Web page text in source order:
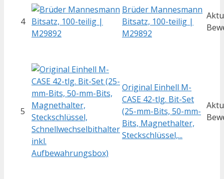
4
Brüder Mannesmann
Bitsatz, 100-teilig |
M29892
5
Original Einhell M-
CASE 42-tlg. Bit-Set
(25-mm-Bits, 50-mm-
Bits, Magnethalter,
Steckschlüssel,...